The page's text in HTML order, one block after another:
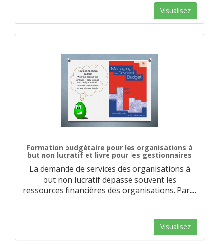
Visualisez
Formation budgétaire pour les organisations à
but non lucratif et livre pour les gestionnaires
La demande de services des organisations à
but non lucratif dépasse souvent les
ressources financières des organisations. Par…
Visualisez